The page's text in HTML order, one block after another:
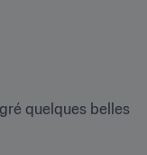
quelques belles